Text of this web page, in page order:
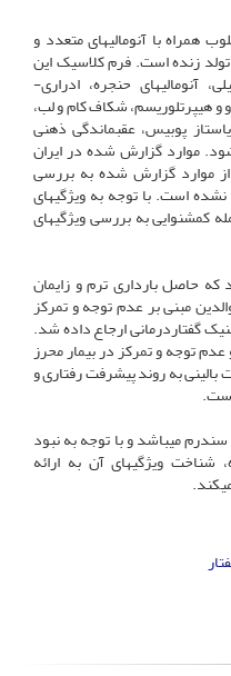
همراه با آنومالی­های متعدد و
هزار تولد زنده است. فرم کلاسیک این
آنومالی­های حنجره، ادراری-
هیپرتلوریسم، شکاف کام و لب،
پوبیس، عقب­ماندگی ذهنی
موارد گزارش شده در ایران
موارد گزارش شده به بررسی
نشده است. با توجه به ویژگی­های
کم­شنوایی به بررسی ویژگی­های
شاهرود بود که حاصل بارداری ترم و زایمان
سال 92 با شکایت والدین مبنی بر عدم توجه و تمرکز
گفتاردرمانی ارجاع داده شد.
عدم توجه و تمرکز در بیمار محرز
به روند پیشرفت رفتاری و
سندرم می­باشد و با توجه به نبود
شناخت ویژگی­های آن به ارائه